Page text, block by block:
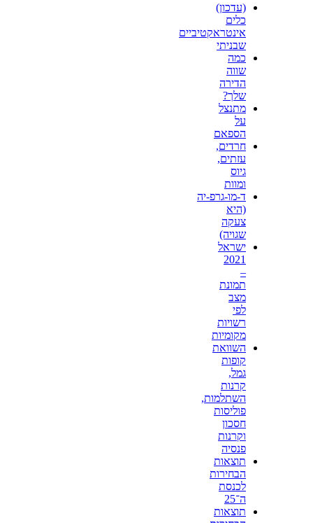
(עדכון)
כלים
אינטראקטיביים
שבניתי
כמה
שווה
הדירה
שלך?
מתנצל
על
הספאם
חרדים,
עזתים,
גיוס
ומוות
ד-מו-גרפ-יה
(היא
צעקה
שגויה)
ישראל
2021
–
תמונת
מצב
לפי
רשויות
מקומיות
השוואת
קופות
גמל,
קרנות
השתלמות,
פוליסות
חסכון
וקרנות
פנסיה
תוצאות
הבחירות
לכנסת
ה־25
תוצאות